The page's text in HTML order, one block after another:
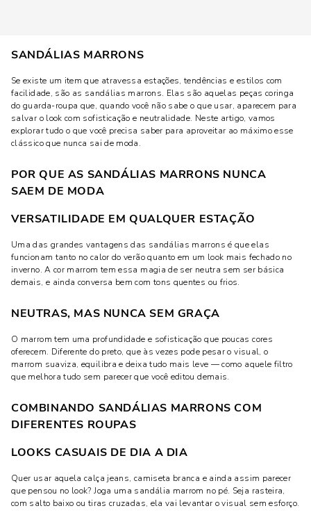
SANDÁLIAS MARRONS
Se existe um item que atravessa estações, tendências e estilos com
facilidade, são as sandálias marrons. Elas são aquelas peças coringa
do guarda-roupa que, quando você não sabe o que usar, aparecem para
salvar o look com sofisticação e neutralidade. Neste artigo, vamos
explorar tudo o que você precisa saber para aproveitar ao máximo esse
clássico que nunca sai de moda.
POR QUE AS SANDÁLIAS MARRONS NUNCA
SAEM DE MODA
VERSATILIDADE EM QUALQUER ESTAÇÃO
Uma das grandes vantagens das sandálias marrons é que elas
funcionam tanto no calor do verão quanto em um look mais fechado no
inverno. A cor marrom tem essa magia de ser neutra sem ser básica
demais, e ainda conversa bem com tons quentes ou frios.
NEUTRAS, MAS NUNCA SEM GRAÇA
O marrom tem uma profundidade e sofisticação que poucas cores
oferecem. Diferente do preto, que às vezes pode pesar o visual, o
marrom suaviza, equilibra e deixa tudo mais leve — como aquele filtro
que melhora tudo sem parecer que você editou demais.
COMBINANDO SANDÁLIAS MARRONS COM
DIFERENTES ROUPAS
LOOKS CASUAIS DE DIA A DIA
Quer usar aquela calça jeans, camiseta branca e ainda assim parecer
que pensou no look? Joga uma sandália marrom no pé. Seja rasteira,
com salto baixo ou tiras cruzadas, ela vai levantar o visual sem esforço.